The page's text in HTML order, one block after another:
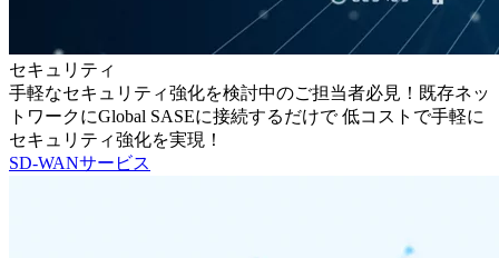
セキュリティ
手軽なセキュリティ強化を検討中のご担当者必見！既存ネッ
トワークにGlobal SASEに接続するだけで 低コストで手軽に
セキュリティ強化を実現！
SD-WANサービス